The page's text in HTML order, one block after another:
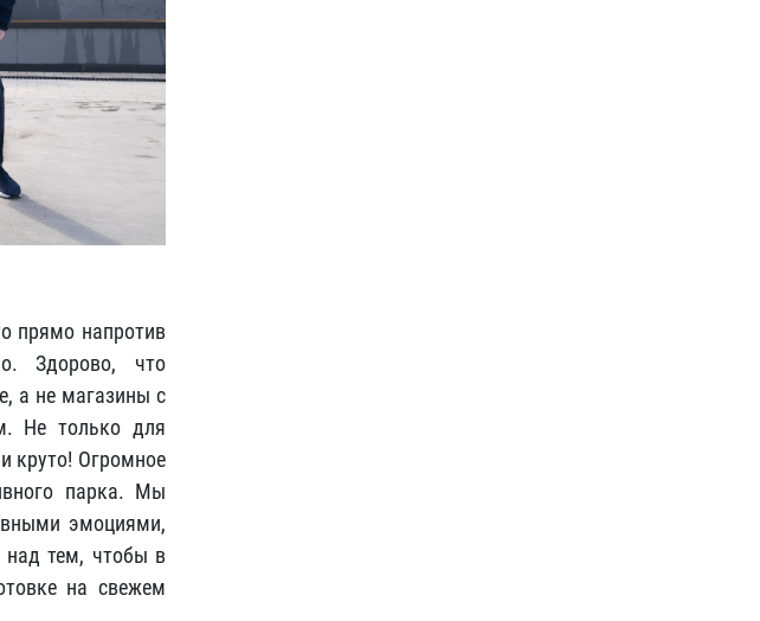
прямо напротив
Здорово, что
а не магазины с
Не только для
круто! Огромное
парка. Мы
эмоциями,
над тем, чтобы в
на свежем